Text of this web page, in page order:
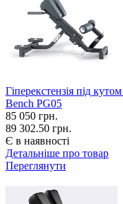
Гіперекстензія під
Bench PG05
85 050 грн.
89 302.50 грн.
Є в наявності
Детальніше про товар
Переглянути